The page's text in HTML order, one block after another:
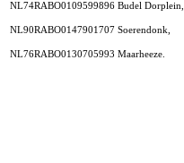
NL74RABO0109599896 Budel Dorplein,
NL90RABO0147901707 Soerendonk,
NL76RABO0130705993 Maarheeze.